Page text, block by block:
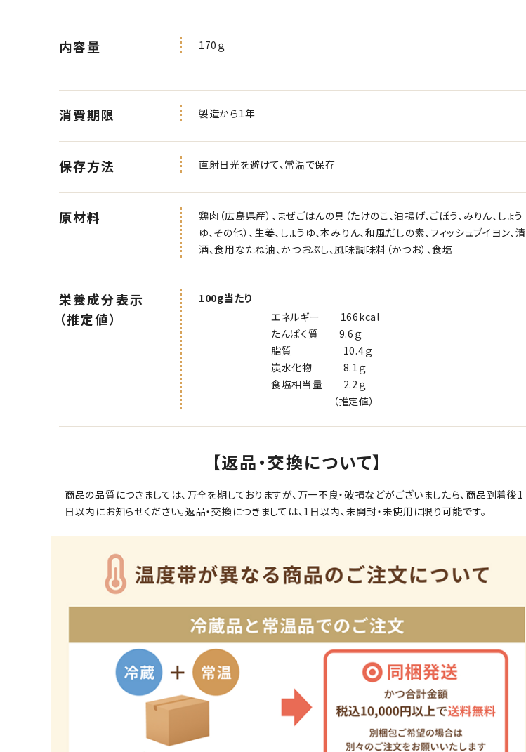
内容量 170ｇ
消費期限 製造から1年
保存方法 直射日光を避けて、常温で保存
原材料
鶏肉（広島県産）、まぜごはんの具（たけのこ、油揚げ、ごぼう、みりん、しょう
ゆ、その他）、生姜、しょうゆ、本みりん、和風だしの素、フィッシュブイヨン、清
酒、食用なたね油、かつおぶし、風味調味料（かつお）、食塩
栄養成分表示
（推定値）
100g当たり
エネルギー 166kcal
たんぱく質 9.6ｇ
脂質 10.4ｇ
炭水化物 8.1ｇ
食塩相当量 2.2ｇ
（推定値）
【返品・交換について】
商品の品質につきましては、万全を期しておりますが、万一不良・破損などがございましたら、商品到着後1
日以内にお知らせください。返品・交換につきましては、1日以内、未開封・未使用に限り可能です。